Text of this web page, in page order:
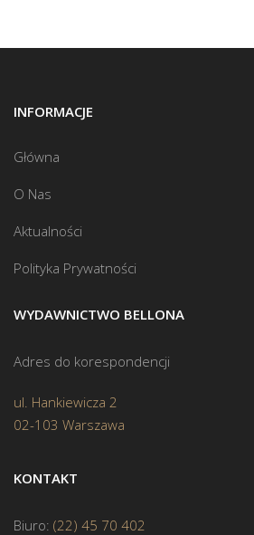
INFORMACJE
Główna
O Nas
Aktualności
Polityka Prywatności
WYDAWNICTWO BELLONA
Adres do korespondencji
ul. Hankiewicza 2
02-103 Warszawa
KONTAKT
Biuro: (22) 45 70 402